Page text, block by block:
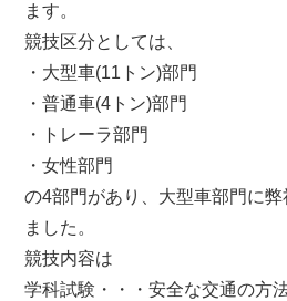
ます。
競技区分としては、
・大型車(11トン)部門
・普通車(4トン)部門
・トレーラ部門
・女性部門
の4部門があり、大型車部門に
ました。
競技内容は
学科試験・・・安全な交通の方